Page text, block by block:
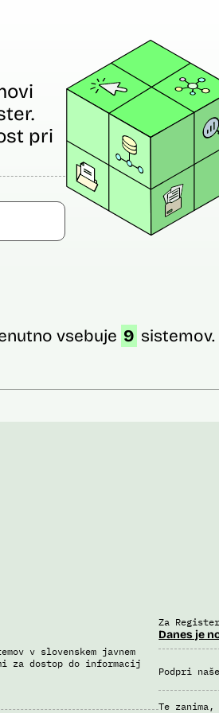
pri
vsebuje 9 sistemov.
v slovenskem javnem
za dostop do informacij
Za
Danes je
Podpri
Te